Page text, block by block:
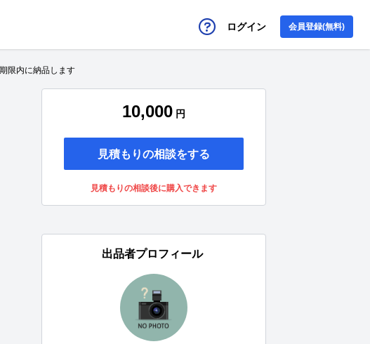
ログイン 会員登録(無料)
限内に納品します
10,000 円
見積もりの相談をする
見積もりの相談後に購入できます
出品者プロフィール